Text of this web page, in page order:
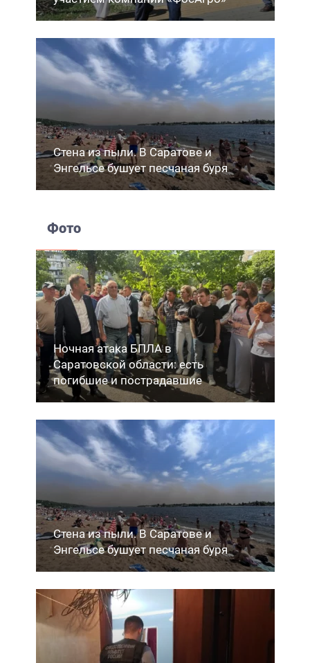
Стена из пыли. В Саратове и
Энгельсе бушует песчаная буря
Фото
Ночная атака БПЛА в
Саратовской области: есть
погибшие и пострадавшие
Стена из пыли. В Саратове и
Энгельсе бушует песчаная буря